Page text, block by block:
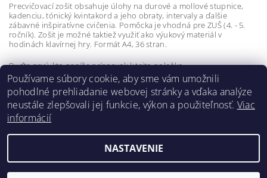
Precvičovací zošit obsahuje úlohy na durové a mollové stupnice,
kadenciu, tónický kvintakord a jeho obraty, intervaly a ďalšie
zábavné inšpiratívne cvičenia. Pomôcka je vhodná pre ZUŠ (4. - 5.
ročník). Zošit je možné taktiež využiť ako výukový materiál v
hodinách klavírnej hry. Formát A4, 36 stran.
Buďte prvý, kto napíše príspevok k tejto položke.
Pridať komentár
2026 ©hudobnavychova.sk, všetky práva vyhradené
Používame súbory cookie, aby sme vám umožnili
pohodlné prehliadanie webovej stránky a vďaka analýze
neustále zlepšovali jej funkcie, výkon a použiteľnosť. Viac
informácií
NASTAVENIE